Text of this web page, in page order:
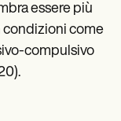
essere più
condizioni come
compulsivo